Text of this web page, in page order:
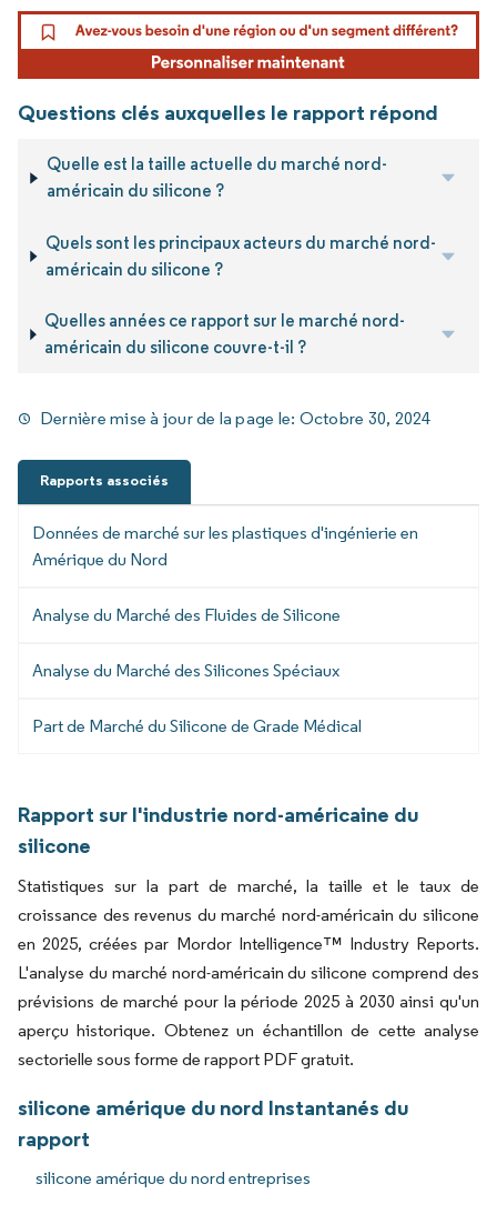
Questions clés auxquelles le rapport répond
Quelle est la taille actuelle du marché nord-
américain du silicone ?
Quels sont les principaux acteurs du marché nord-
américain du silicone ?
Quelles années ce rapport sur le marché nord-
américain du silicone couvre-t-il ?
Dernière mise à jour de la page le: Octobre 30, 2024
Rapports associés
Données de marché sur les plastiques d'ingénierie en
Amérique du Nord
Analyse du Marché des Fluides de Silicone
Analyse du Marché des Silicones Spéciaux
Part de Marché du Silicone de Grade Médical
Rapport sur l'industrie nord-américaine du
silicone
Statistiques sur la part de marché, la taille et le taux de
croissance des revenus du marché nord-américain du silicone
en 2025, créées par Mordor Intelligence™ Industry Reports.
L'analyse du marché nord-américain du silicone comprend des
prévisions de marché pour la période 2025 à 2030 ainsi qu'un
aperçu historique. Obtenez un échantillon de cette analyse
sectorielle sous forme de rapport PDF gratuit.
silicone amérique du nord Instantanés du
rapport
silicone amérique du nord entreprises